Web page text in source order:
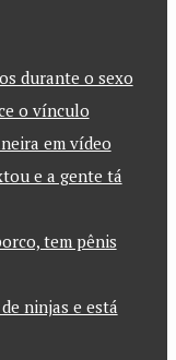
durante o sexo
o vínculo
em vídeo
e a gente tá
tem pênis
ninjas e está